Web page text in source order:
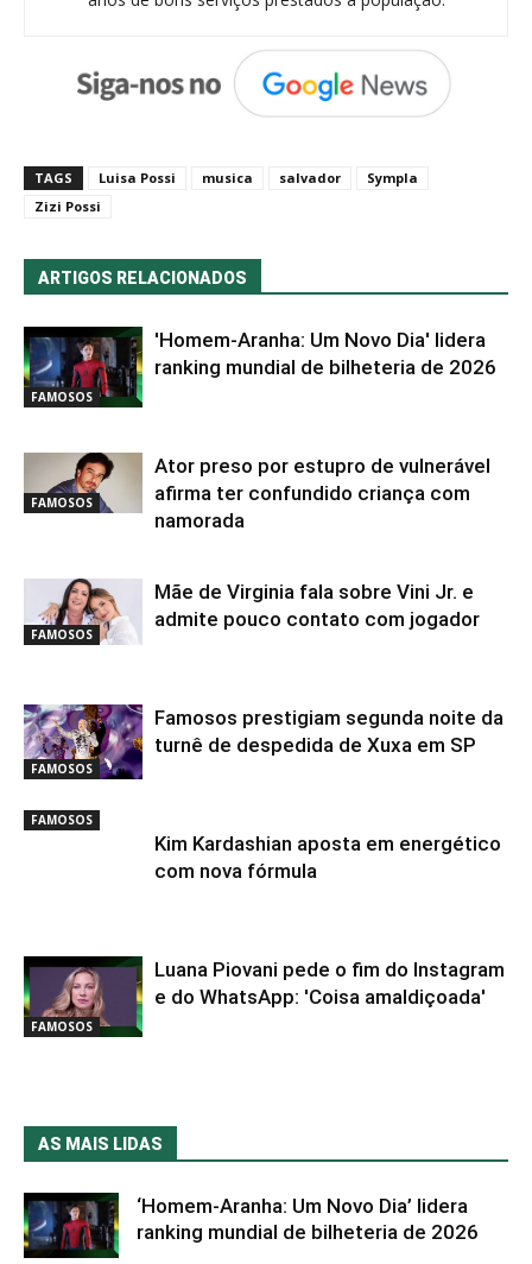
TAGS Luisa Possi musica salvador
Sympla
Zizi Possi
ARTIGOS RELACIONADOS
FAMOSOS
'Homem-Aranha: Um Novo Dia' lidera
ranking mundial de bilheteria de 2026
FAMOSOS
Ator preso por estupro de vulnerável
afirma ter confundido criança com
namorada
FAMOSOS
Mãe de Virginia fala sobre Vini Jr. e
admite pouco contato com jogador
FAMOSOS
Famosos prestigiam segunda noite da
turnê de despedida de Xuxa em SP
FAMOSOS
Kim Kardashian aposta em energético
com nova fórmula
FAMOSOS
Luana Piovani pede o fim do Instagram
e do WhatsApp: 'Coisa amaldiçoada'
AS MAIS LIDAS
‘Homem-Aranha: Um Novo Dia’ lidera
ranking mundial de bilheteria de 2026